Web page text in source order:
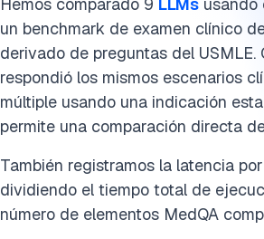
un benchmark de examen clínico
derivado de preguntas del USMLE.
respondió los mismos escenarios
múltiple usando una indicación
permite una comparación directa
También registramos la latencia
dividiendo el tiempo total de
número de elementos MedQA
Fuentes de datos del benchmark de
médica
Cita esta investigación